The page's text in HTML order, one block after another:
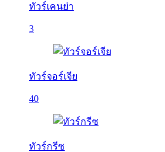
ทัวร์เคนย่า
3
ทัวร์จอร์เจีย
40
ทัวร์กรีซ